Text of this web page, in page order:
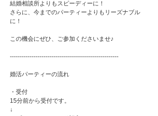
結婚相談所よりもスピーディーに！
さらに、今までのパーティーよりもリーズナブル
に！
この機会にぜひ、ご参加くださいませ♪
-------------------------------------------------------
婚活パーティーの流れ
・受付
15分前から受付です。
↓